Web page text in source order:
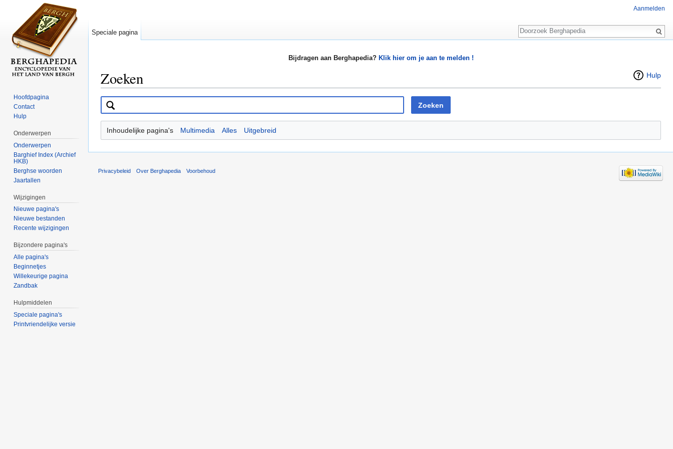
Bijdragen aan Berghapedia? Klik hier om je aan te melden !
Hulp
Zoeken
Zoeken
Inhoudelijke pagina's Multimedia Alles Uitgebreid
Aanmelden
Speciale pagina
Zoeken
Hoofdpagina
Contact
Hulp
Onderwerpen
Onderwerpen
Barghief Index (Archief
HKB)
Berghse woorden
Jaartallen
Wijzigingen
Nieuwe pagina's
Nieuwe bestanden
Recente wijzigingen
Bijzondere pagina's
Alle pagina's
Beginnetjes
Willekeurige pagina
Zandbak
Hulpmiddelen
Speciale pagina's
Printvriendelijke versie
Privacybeleid Over Berghapedia Voorbehoud